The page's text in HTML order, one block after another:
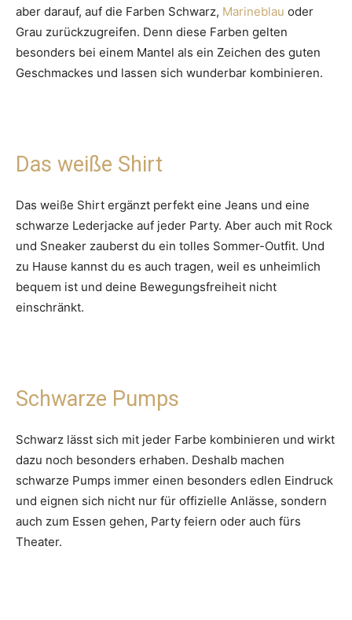
aber darauf, auf die Farben Schwarz, Marineblau oder
Grau zurückzugreifen. Denn diese Farben gelten
besonders bei einem Mantel als ein Zeichen des guten
Geschmackes und lassen sich wunderbar kombinieren.
Das weiße Shirt
Das weiße Shirt ergänzt perfekt eine Jeans und eine
schwarze Lederjacke auf jeder Party. Aber auch mit Rock
und Sneaker zauberst du ein tolles Sommer-Outfit. Und
zu Hause kannst du es auch tragen, weil es unheimlich
bequem ist und deine Bewegungsfreiheit nicht
einschränkt.
Schwarze Pumps
Schwarz lässt sich mit jeder Farbe kombinieren und wirkt
dazu noch besonders erhaben. Deshalb machen
schwarze Pumps immer einen besonders edlen Eindruck
und eignen sich nicht nur für offizielle Anlässe, sondern
auch zum Essen gehen, Party feiern oder auch fürs
Theater.